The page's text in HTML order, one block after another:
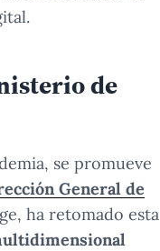
de
se promueve
General de
ha retomado esta